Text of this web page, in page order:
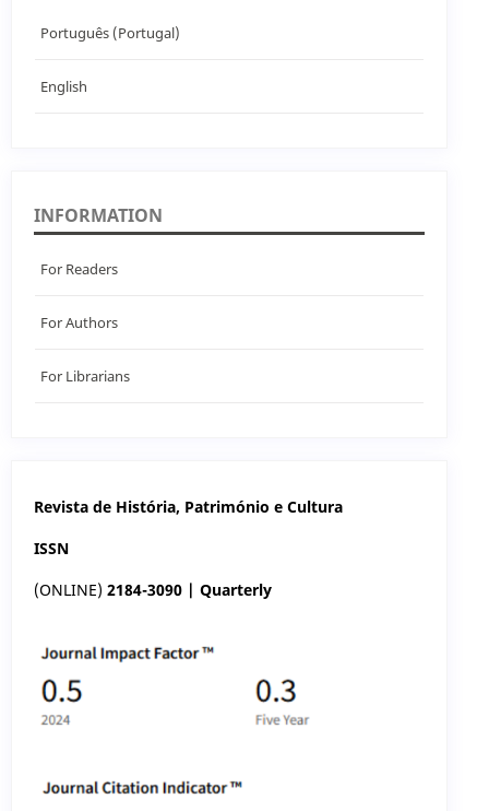
Português (Portugal)
English
INFORMATION
For Readers
For Authors
For Librarians
Revista de História, Património e Cultura
ISSN
(ONLINE) 2184-3090 | Quarterly